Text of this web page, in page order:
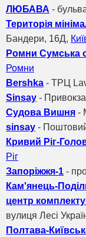
ЛЮБАВА -
Територія
Бандери, 16Д,
Ромни Сумська
Ромни
Bershka - ТРЦ
Sinsay -
Судова Вишня -
sinsay -
Кривий Ріг-
Ріг
Запоріжжя-1 -
Кам'янець-
центр
вулиця Лесі
Полтава-